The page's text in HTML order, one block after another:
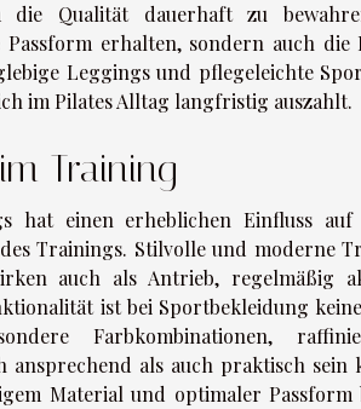
die Qualität dauerhaft zu
erhalten, sondern auch die
Leggings und pflegeleichte
im Pilates Alltag langfristig auszahlt.
Training
hat einen erheblichen Einfluss
Trainings. Stilvolle und moderne
auch als Antrieb, regelmäßig
ist bei Sportbekleidung
Farbkombinationen,
ansprechend als auch praktisch sein
Material und optimaler Passform